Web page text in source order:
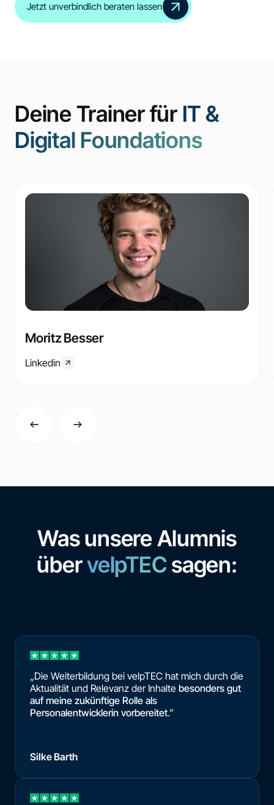
Jetzt unverbindlich beraten lassen
Deine Trainer für IT &
Digital Foundations
Moritz Besser
Linkedin
Was unsere Alumnis
übervelpTEC sagen:
„Die Weiterbildung bei velpTEC hat mich durch die
Aktualität und Relevanz der Inhalte besonders gut
auf meine zukünftige Rolle als
Personalentwicklerin vorbereitet.”
Silke Barth